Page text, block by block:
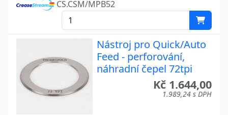
CS.CSM/MPB52
Nástroj pro Quick/Auto
Feed - perforování,
náhradní čepel 72tpi
Kč 1.644,00
1.989,24 s DPH